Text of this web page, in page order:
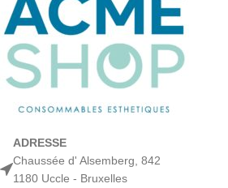
ADRESSE
Chaussée d' Alsemberg, 842
1180 Uccle - Bruxelles